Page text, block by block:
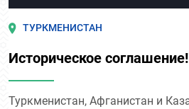
ТУРКМЕНИСТАН
Историческое соглашение!
Туркменистан, Афганистан и